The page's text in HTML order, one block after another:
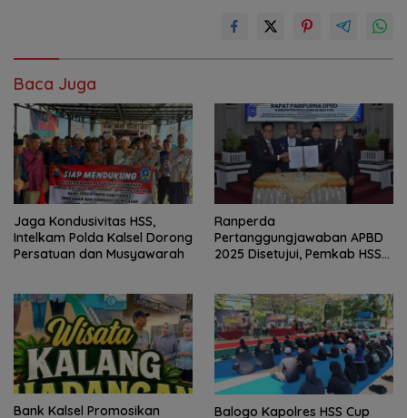
Baca Juga
Jaga Kondusivitas HSS,
Intelkam Polda Kalsel Dorong
Persatuan dan Musyawarah
Ranperda
Pertanggungjawaban APBD
2025 Disetujui, Pemkab HSS
Bank Kalsel Promosikan
Balogo Kapolres HSS Cup